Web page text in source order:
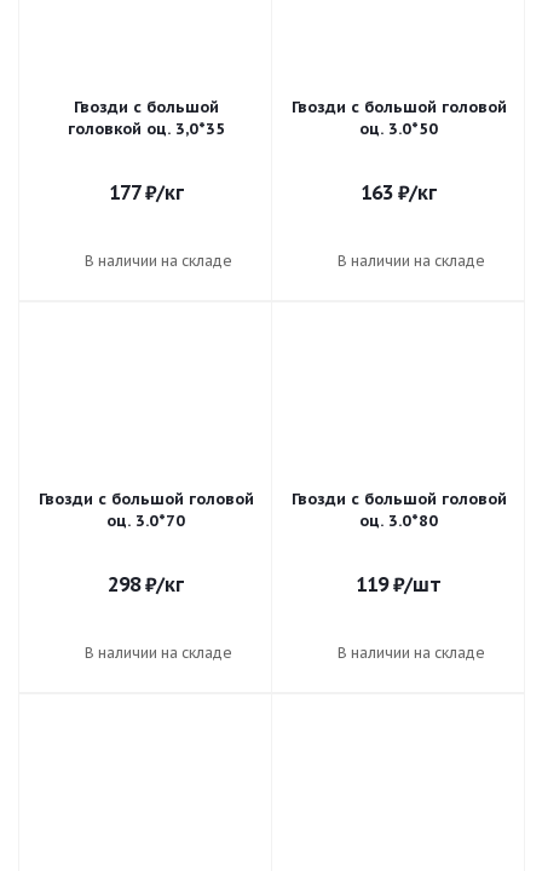
Гвозди с большой
головкой оц. 3,0*35
177₽/кг
В наличии на складе
Гвозди с большой головой
оц. 3.0*50
163 ₽/кг
В наличии на складе
Гвозди с большой головой
оц. 3.0*70
298₽/кг
В наличии на складе
Гвозди с большой головой
оц. 3.0*80
119₽/шт
В наличии на складе